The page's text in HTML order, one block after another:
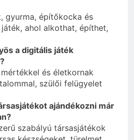
gyurma, építőkocka és
ahol alkothat, építhet,
a digitális játék
és életkornak
szülői felügyelet
ajándékozni már
szabályú társasjátékok